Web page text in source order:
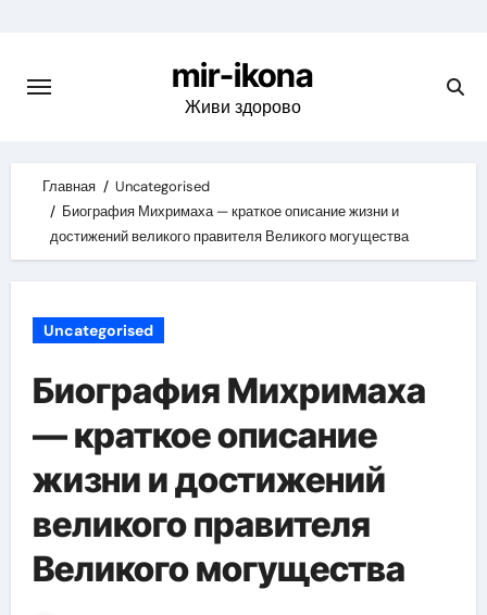
content
mir-ikona
Живи здорово
Главная
Uncategorised
Биография Михримаха — краткое описание жизни и
достижений великого правителя Великого могущества
Uncategorised
Биография Михримаха
— краткое описание
жизни и достижений
великого правителя
Великого могущества